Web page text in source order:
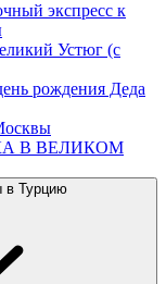
экспресс к
Устюг (с
рождения Деда
В ВЕЛИКОМ
в Турцию